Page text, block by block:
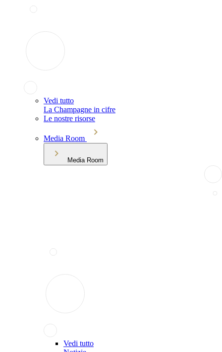
Vedi tutto
La Champagne in cifre
Le nostre risorse
Media Room
Media Room
Vedi tutto